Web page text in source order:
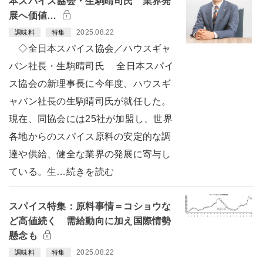
展へ価値…
調味料 特集 2025.08.22
◇全日本スパイス協会／ハウスギャ
バン社長・生駒晴司氏 全日本スパイ
ス協会の新理事長に今年度、ハウスギ
ャバン社長の生駒晴司氏が就任した。
現在、同協会には25社が加盟し、世界
各地からのスパイス原料の安定的な調
達や供給、健全な業界の発展に寄与し
ている。生…続きを読む
スパイス特集：原料事情＝コショウな
ど高値続く 需給動向に加え国際情勢
懸念も
調味料 特集 2025.08.22